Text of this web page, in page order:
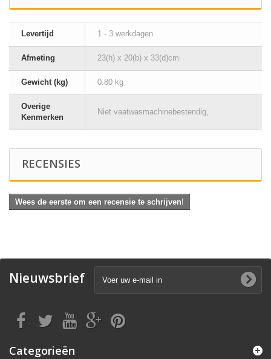
Levertijd 1 - 3 werkdagen
Afmeting 23(h) x 20(b) x 33(d)cm
Gewicht (kg) 0.80 kg
Overige
Kenmerken
Niet vaatwasmachinebestendig,
RECENSIES
Wees de eerste om een recensie te schrijven!
Nieuwsbrief
Categorieën